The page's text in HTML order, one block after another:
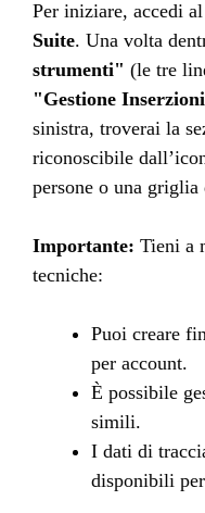
Per iniziare, accedi
Suite. Una volta
strumenti" (le tre
"Gestione
sinistra, troverai la
riconoscibile
persone o una griglia
Importante: Tieni a
tecniche:
Puoi creare
per account.
È possibile
simili.
I dati di
disponibili